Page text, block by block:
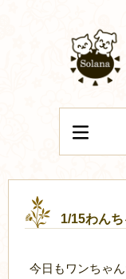
1/15わん
今日もワンちゃ